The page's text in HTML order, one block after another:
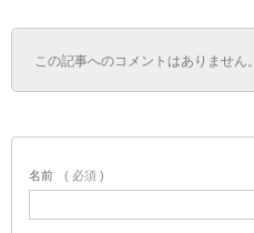
この記事へのコメントはありません。
名前 ( 必須 )